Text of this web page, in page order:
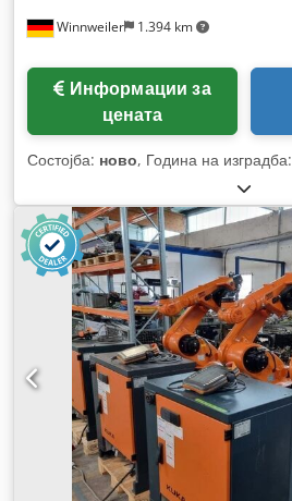
Winnweiler 1.394 km
цената
Состојба: ново, Година на изградба: